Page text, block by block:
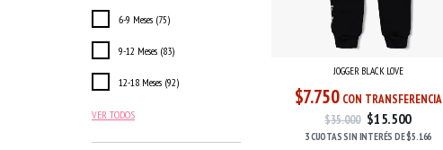
6-9 Meses (75)
9-12 Meses (83)
12-18 Meses (92)
VER TODOS
JOGGER BLACK LOVE
$7.750 CON TRANSFERENCIA
$35.000 $15.500
3 CUOTASSIN INTERÉS DE$5.166